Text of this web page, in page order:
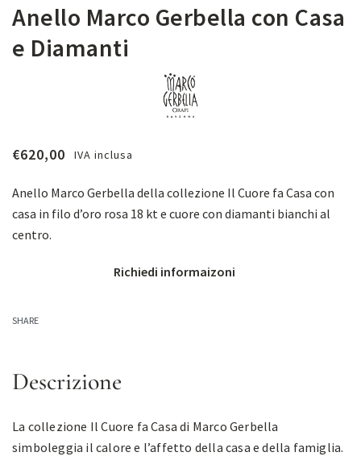
Anello Marco Gerbella con Casa
e Diamanti
€620,00 IVA inclusa
Anello Marco Gerbella della collezione Il Cuore fa Casa con
casa in filo d’oro rosa 18 kt e cuore con diamanti bianchi al
centro.
Richiedi informaizoni
SHARE
Descrizione
La collezione Il Cuore fa Casa di Marco Gerbella
simboleggia il calore e l’affetto della casa e della famiglia.